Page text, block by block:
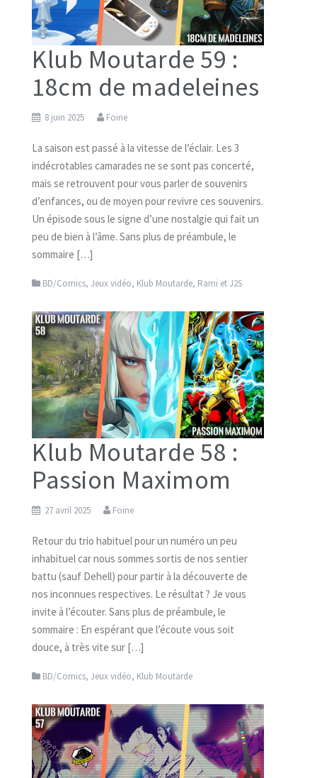
Klub Moutarde 59 :
18cm de madeleines
8 juin 2025 Foine
La saison est passé à la vitesse de l’éclair. Les 3
indécrotables camarades ne se sont pas concerté,
mais se retrouvent pour vous parler de souvenirs
d’enfances, ou de moyen pour revivre ces souvenirs.
Un épisode sous le signe d’une nostalgie qui fait un
peu de bien à l’âme. Sans plus de préambule, le
sommaire […]
BD/Comics, Jeux vidéo, Klub Moutarde, Rami et J2S
Klub Moutarde 58 :
Passion Maximom
27 avril 2025 Foine
Retour du trio habituel pour un numéro un peu
inhabituel car nous sommes sortis de nos sentier
battu (sauf Dehell) pour partir à la découverte de
nos inconnues respectives. Le résultat ? Je vous
invite à l’écouter. Sans plus de préambule, le
sommaire : En espérant que l’écoute vous soit
douce, à très vite sur […]
BD/Comics, Jeux vidéo, Klub Moutarde